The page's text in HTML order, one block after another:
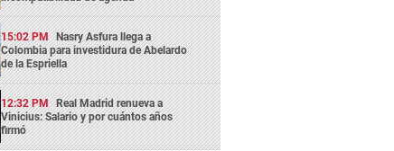
15:02 PM Nasry Asfura llega a
Colombia para investidura de Abelardo
de la Espriella
12:32 PM Real Madrid renueva a
Vinicius: Salario y por cuántos años
firmó